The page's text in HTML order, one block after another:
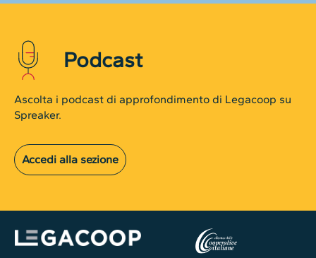
Podcast
Ascolta i podcast di approfondimento di Legacoop su
Spreaker.
Accedi alla sezione